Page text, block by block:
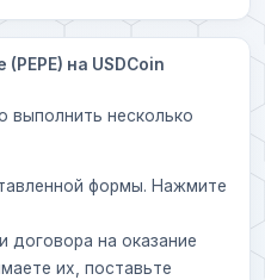
на USDCoin
несколько
формы. Нажмите
договора на оказание
их, поставьте